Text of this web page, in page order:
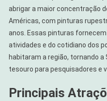
abrigar a maior concentração
Américas, com pinturas
anos. Essas pinturas
atividades e do cotidiano dos
habitaram a região, tornando a
tesouro para pesquisadores e
Principais